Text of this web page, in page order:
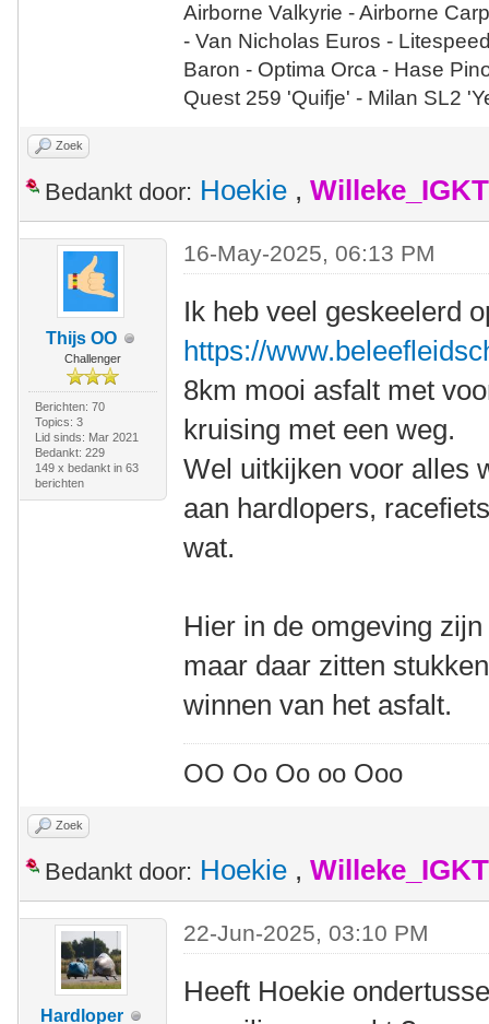
Airborne Valkyrie - Airborne
- Van Nicholas Euros -
Baron - Optima Orca - Hase
Quest 259 'Quifje' - Milan SL2
Zoek
Bedankt door: Hoekie , Willeke_IGKT
Thijs OO
Challenger
Berichten: 70
Topics: 3
Lid sinds: Mar 2021
Bedankt: 229
149 x bedankt in 63
berichten
16-May-2025, 06:13 PM
Ik heb veel geskeelerd
https://
8km mooi asfalt met
kruising met een weg.
Wel uitkijken voor alles
aan hardlopers,
wat.
Hier in de omgeving
maar daar zitten
winnen van het asfalt.
OO Oo Oo oo Ooo
Zoek
Bedankt door: Hoekie , Willeke_IGKT
Hardloper
22-Jun-2025, 03:10 PM
Heeft Hoekie